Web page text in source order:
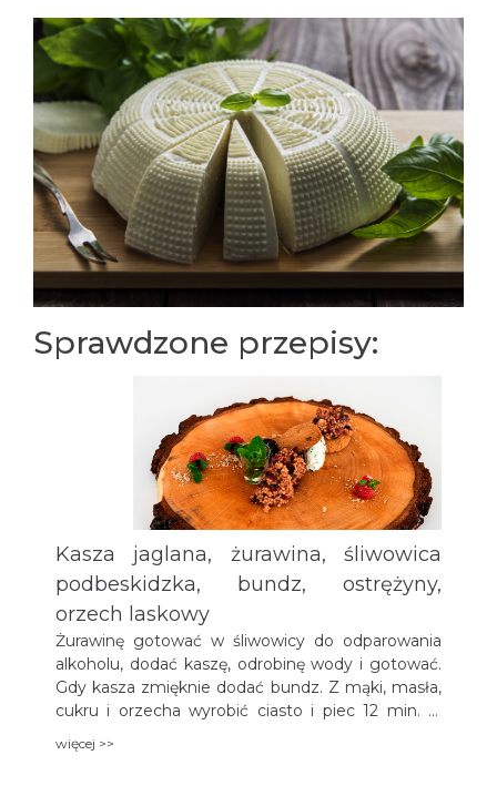
Sprawdzone przepisy:
Kasza jaglana, żurawina, śliwowica
podbeskidzka, bundz, ostrężyny,
orzech laskowy
Żurawinę gotować w śliwowicy do odparowania
alkoholu, dodać kaszę, odrobinę wody i gotować.
Gdy kasza zmięknie dodać bundz. Z mąki, masła,
cukru i orzecha wyrobić ciasto i piec 12 min. w
kaszę i posypać ostrężynami.
więcej >>